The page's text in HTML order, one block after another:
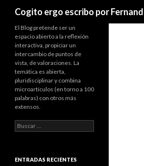
Cogito ergo escribo por
El Blog pretende ser un
espacio abierto a la reflexión
interactiva, propiciar un
intercambio de puntos de
vista, de valoraciones. La
temática es abierta,
pluridisciplinar y combina
microartículos (en torno a 100
palabras) con otros más
extensos.
B
u
a
ENTRADAS RECIENTES